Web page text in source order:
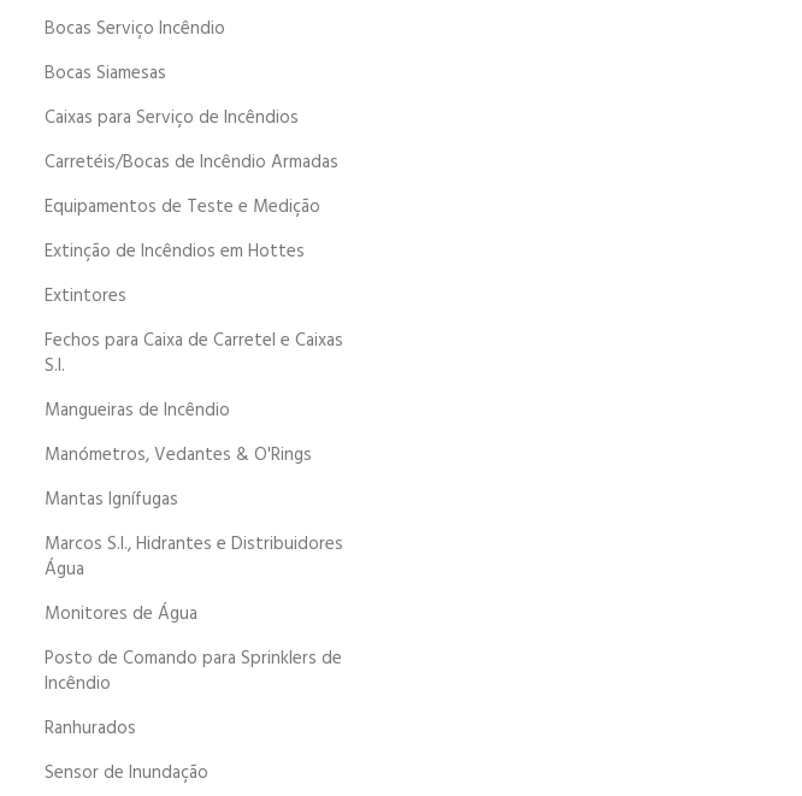
Bocas Serviço Incêndio
Bocas Siamesas
Caixas para Serviço de Incêndios
Carretéis/Bocas de Incêndio Armadas
Equipamentos de Teste e Medição
Extinção de Incêndios em Hottes
Extintores
Fechos para Caixa de Carretel e Caixas
S.I.
Mangueiras de Incêndio
Manómetros, Vedantes & O'Rings
Mantas Ignífugas
Marcos S.I., Hidrantes e Distribuidores
Água
Monitores de Água
Posto de Comando para Sprinklers de
Incêndio
Ranhurados
Sensor de Inundação